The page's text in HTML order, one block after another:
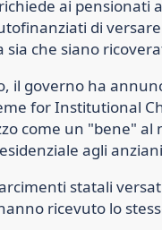
ai pensionati
di
sia che siano
il governo ha
for Institutional
come un "bene" al
agli
statali
ricevuto lo